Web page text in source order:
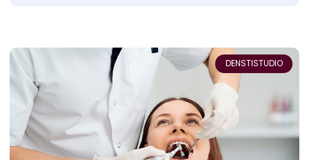
DENSTISTUDIO